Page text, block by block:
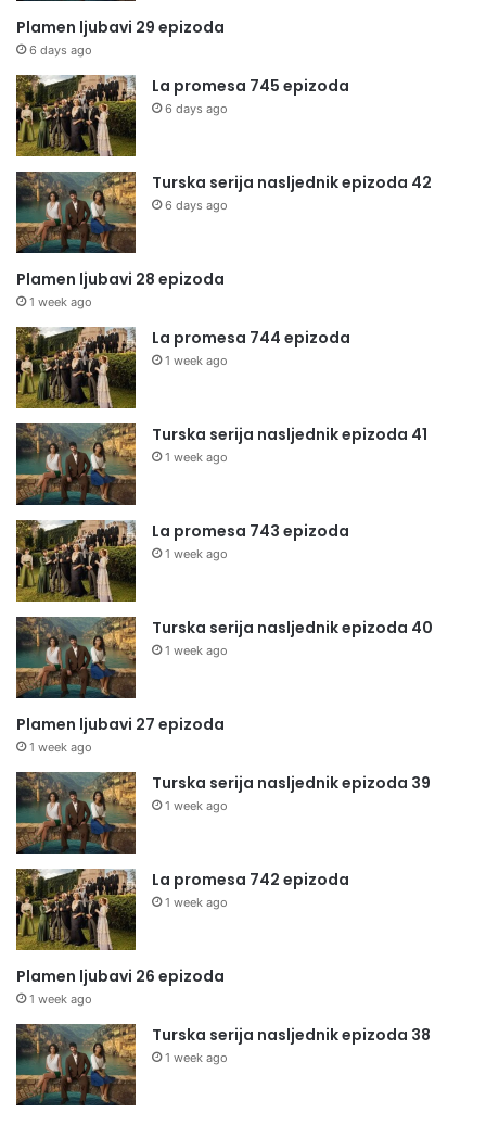
Plamen ljubavi 29 epizoda
6 days ago
La promesa 745 epizoda
6 days ago
Turska serija nasljednik epizoda 42
6 days ago
Plamen ljubavi 28 epizoda
1 week ago
La promesa 744 epizoda
1 week ago
Turska serija nasljednik epizoda 41
1 week ago
La promesa 743 epizoda
1 week ago
Turska serija nasljednik epizoda 40
1 week ago
Plamen ljubavi 27 epizoda
1 week ago
Turska serija nasljednik epizoda 39
1 week ago
La promesa 742 epizoda
1 week ago
Plamen ljubavi 26 epizoda
1 week ago
Turska serija nasljednik epizoda 38
1 week ago